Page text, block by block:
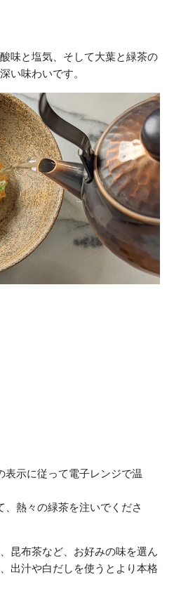
味と塩気、そして大葉と緑茶の
い味わいです。
表示に従って電子レンジで温
、熱々の緑茶を注いでくださ
昆布茶など、お好みの味を選ん
出汁や白だしを使うとより本格